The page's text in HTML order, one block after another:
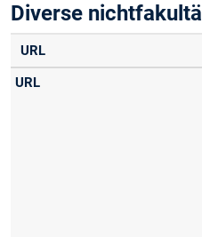
Diverse
URL